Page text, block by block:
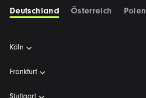
Deutschland Österreich Polen
Köln
Frankfurt